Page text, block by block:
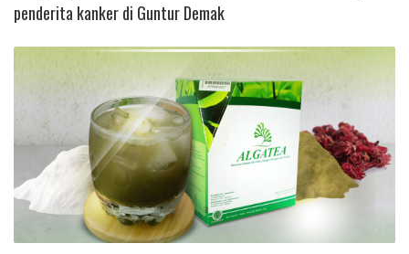
penderita kanker di Guntur Demak